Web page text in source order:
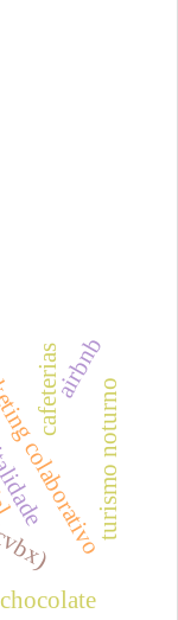
turismo noturno
cafeterias
chocolate
airbnb